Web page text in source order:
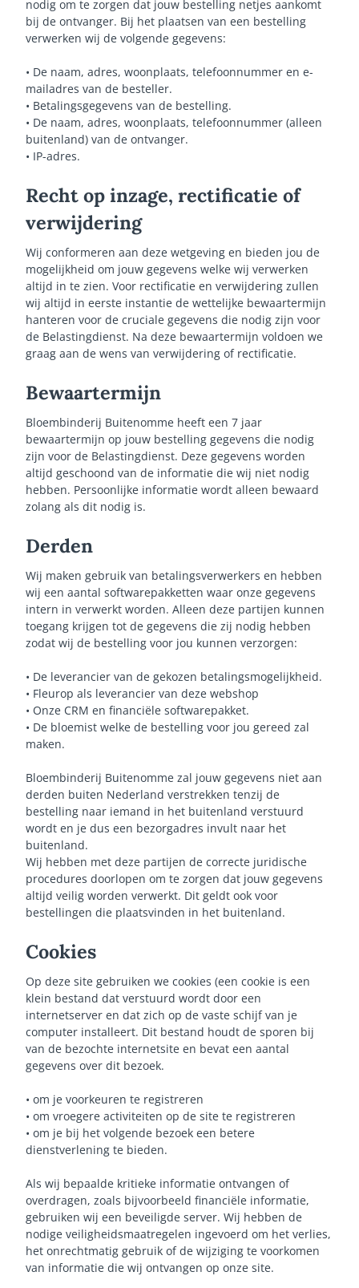
nodig om te zorgen dat jouw bestelling netjes aankomt
bij de ontvanger. Bij het plaatsen van een bestelling
verwerken wij de volgende gegevens:
• De naam, adres, woonplaats, telefoonnummer en e-
mailadres van de besteller.
• Betalingsgegevens van de bestelling.
• De naam, adres, woonplaats, telefoonnummer (alleen
buitenland) van de ontvanger.
• IP-adres.
Recht op inzage, rectificatie of
verwijdering
Wij conformeren aan deze wetgeving en bieden jou de
mogelijkheid om jouw gegevens welke wij verwerken
altijd in te zien. Voor rectificatie en verwijdering zullen
wij altijd in eerste instantie de wettelijke bewaartermijn
hanteren voor de cruciale gegevens die nodig zijn voor
de Belastingdienst. Na deze bewaartermijn voldoen we
graag aan de wens van verwijdering of rectificatie.
Bewaartermijn
Bloembinderij Buitenomme heeft een 7 jaar
bewaartermijn op jouw bestelling gegevens die nodig
zijn voor de Belastingdienst. Deze gegevens worden
altijd geschoond van de informatie die wij niet nodig
hebben. Persoonlijke informatie wordt alleen bewaard
zolang als dit nodig is.
Derden
Wij maken gebruik van betalingsverwerkers en hebben
wij een aantal softwarepakketten waar onze gegevens
intern in verwerkt worden. Alleen deze partijen kunnen
toegang krijgen tot de gegevens die zij nodig hebben
zodat wij de bestelling voor jou kunnen verzorgen:
• De leverancier van de gekozen betalingsmogelijkheid.
• Fleurop als leverancier van deze webshop
• Onze CRM en financiële softwarepakket.
• De bloemist welke de bestelling voor jou gereed zal
maken.
Bloembinderij Buitenomme zal jouw gegevens niet aan
derden buiten Nederland verstrekken tenzij de
bestelling naar iemand in het buitenland verstuurd
wordt en je dus een bezorgadres invult naar het
buitenland.
Wij hebben met deze partijen de correcte juridische
procedures doorlopen om te zorgen dat jouw gegevens
altijd veilig worden verwerkt. Dit geldt ook voor
bestellingen die plaatsvinden in het buitenland.
Cookies
Op deze site gebruiken we cookies (een cookie is een
klein bestand dat verstuurd wordt door een
internetserver en dat zich op de vaste schijf van je
computer installeert. Dit bestand houdt de sporen bij
van de bezochte internetsite en bevat een aantal
gegevens over dit bezoek.
• om je voorkeuren te registreren
• om vroegere activiteiten op de site te registreren
• om je bij het volgende bezoek een betere
dienstverlening te bieden.
Als wij bepaalde kritieke informatie ontvangen of
overdragen, zoals bijvoorbeeld financiële informatie,
gebruiken wij een beveiligde server. Wij hebben de
nodige veiligheidsmaatregelen ingevoerd om het verlies,
het onrechtmatig gebruik of de wijziging te voorkomen
van informatie die wij ontvangen op onze site.